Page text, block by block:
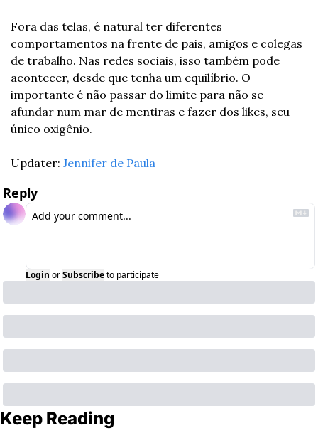
Fora das telas, é natural ter diferentes
comportamentos na frente de pais, amigos e colegas
de trabalho. Nas redes sociais, isso também pode
acontecer, desde que tenha um equilíbrio. O
importante é não passar do limite para não se
afundar num mar de mentiras e fazer dos likes, seu
único oxigênio.
Updater: Jennifer de Paula
Reply
Login orSubscribeto participate
Keep Reading